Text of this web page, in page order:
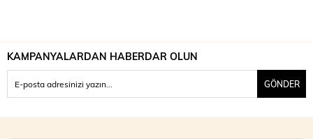
KAMPANYALARDAN HABERDAR OLUN
GÖNDER